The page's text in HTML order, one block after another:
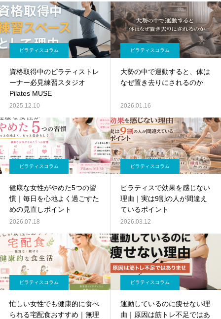
ピラティスコラム
資格取得中のピラティストレ
ーナー必見練習スタジオ
Pilates MUSE
2025.12.10
ピラティスコラム
大勢の中で運動すると、体は
なぜ置き去りにされるのか
2026.01.16
ピラティスコラム
健康な女性がやめた5つの習
慣｜毎日を心地よく過ごすた
めの見直しポイント
2026.07.18
ピラティスコラム
ピラティスで効果を感じない
理由｜実は9割の人が間違え
ているポイント
2026.03.12
ピラティスコラム
忙しい女性でも健康的に食べ
られる宅配食おすすめ｜無理
ピラティスコラム
運動しているのに痩せない理
由｜原因は筋トレ不足ではあ